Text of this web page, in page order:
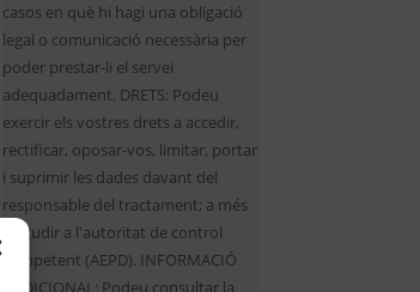
casos en què hi hagi una obligació
legal o comunicació necessària per
poder prestar-li el servei
adequadament. DRETS: Podeu
exercir els vostres drets a accedir,
rectificar, oposar-vos, limitar, portar
i suprimir les dades davant del
responsable del tractament; a més
d'acudir a l'autoritat de control
competent (AEPD). INFORMACIÓ
ADDICIONAL: Podeu consultar la